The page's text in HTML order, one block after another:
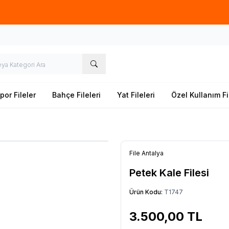
Fileler Bahçe Fileleri Yat Fileleri Özel Kullanım
File Antalya
Petek Kale Filesi
Ürün Kodu: T1747
3.500,00 TL